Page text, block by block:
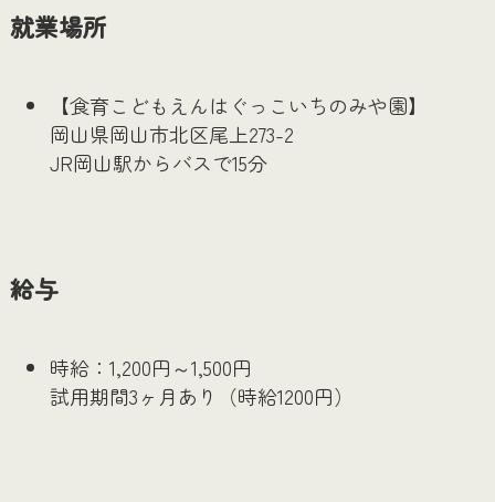
就業場所
【食育こどもえんはぐっこいちのみや園】
岡山県岡山市北区尾上273-2
JR岡山駅からバスで15分
給与
時給：1,200円～1,500円
試用期間3ヶ月あり（時給1200円）